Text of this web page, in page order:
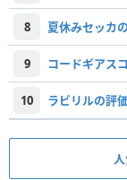
8 夏休みセッカ
9 コードギアス
10 ラビリルの評